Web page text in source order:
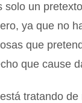
solo un
ya que no
que
que cause
tratando